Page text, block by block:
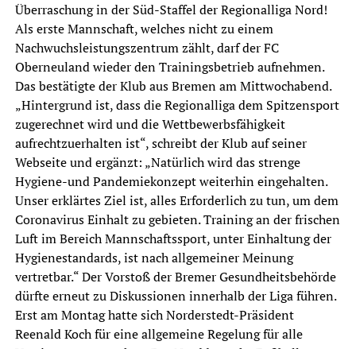
Überraschung in der Süd-Staffel der Regionalliga Nord!
Als erste Mannschaft, welches nicht zu einem
Nachwuchsleistungszentrum zählt, darf der FC
Oberneuland wieder den Trainingsbetrieb aufnehmen.
Das bestätigte der Klub aus Bremen am Mittwochabend.
„Hintergrund ist, dass die Regionalliga dem Spitzensport
zugerechnet wird und die Wettbewerbsfähigkeit
aufrechtzuerhalten ist“, schreibt der Klub auf seiner
Webseite und ergänzt: „Natürlich wird das strenge
Hygiene-und Pandemiekonzept weiterhin eingehalten.
Unser erklärtes Ziel ist, alles Erforderlich zu tun, um dem
Coronavirus Einhalt zu gebieten. Training an der frischen
Luft im Bereich Mannschaftssport, unter Einhaltung der
Hygienestandards, ist nach allgemeiner Meinung
vertretbar.“ Der Vorstoß der Bremer Gesundheitsbehörde
dürfte erneut zu Diskussionen innerhalb der Liga führen.
Erst am Montag hatte sich Norderstedt-Präsident
Reenald Koch für eine allgemeine Regelung für alle